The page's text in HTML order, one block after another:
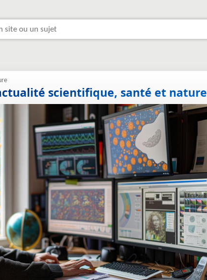
scientifique, santé et nature